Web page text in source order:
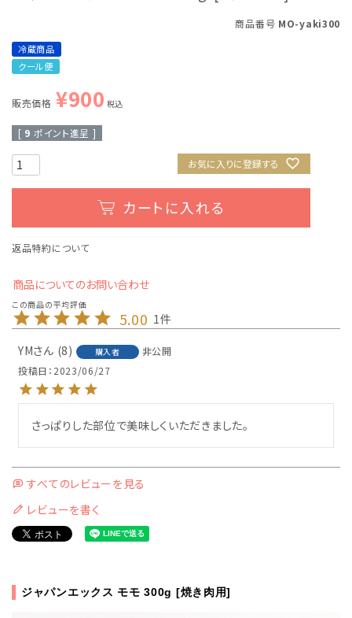
商品番号 MO-yaki300
冷蔵商品
クール便
販売価格 ¥900 税込
[ 9 ポイント進呈 ]
お気に入りに登録する
カートに入れる
返品特約について
商品についてのお問い合わせ
5.00 1
YM
8 購入者
非公開
投稿日 2023/06/27
さっぱりした部位で美味しくいただきました。
すべてのレビューを見る
レビューを書く
ジャパンエックス モモ 300g [焼き肉用]